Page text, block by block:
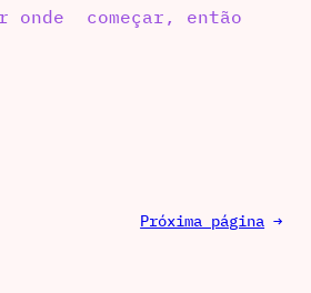
onde começar, então
Próxima página →